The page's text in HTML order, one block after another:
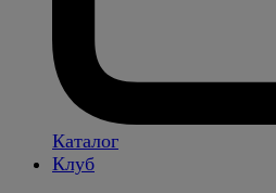
Каталог
Клуб